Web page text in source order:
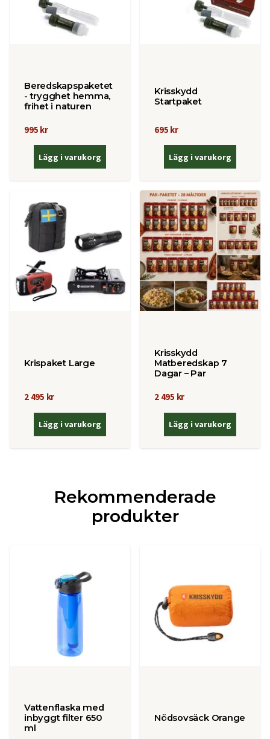
Beredskapspaketet
- trygghet hemma,
frihet i naturen
995 kr
Lägg i varukorg
Krisskydd
Startpaket
695 kr
Lägg i varukorg
Krispaket Large
2 495 kr
Lägg i varukorg
Krisskydd
Matberedskap 7
Dagar – Par
2 495 kr
Lägg i varukorg
Rekommenderade
produkter
Vattenflaska med
inbyggt filter 650
ml
Nödsovsäck Orange